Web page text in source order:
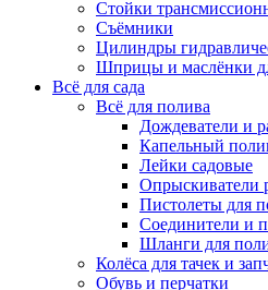
Стойки
Съёмники
Цилиндры
Шприцы и маслёнки
Всё для сада
Всё для полива
Дождеватели и
Капельный
Лейки садовые
Опрыскиватели
Пистолеты для
Соединители и
Шланги для
Колёса для тачек и
Обувь и перчатки